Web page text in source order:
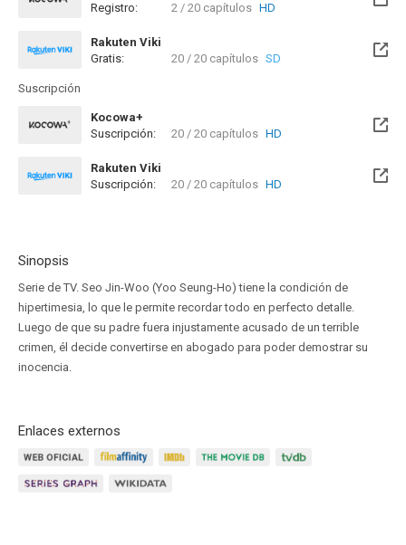
Registro:
2 / 20 capítulos HD
Rakuten Viki
Gratis:
20 / 20 capítulos SD
Suscripción
Kocowa+
Suscripción:
20 / 20 capítulos HD
Rakuten Viki
Suscripción:
20 / 20 capítulos HD
Sinopsis
Serie de TV. Seo Jin-Woo (Yoo Seung-Ho) tiene la condición de
hipertimesia, lo que le permite recordar todo en perfecto detalle.
Luego de que su padre fuera injustamente acusado de un terrible
crimen, él decide convertirse en abogado para poder demostrar su
inocencia.
Enlaces externos